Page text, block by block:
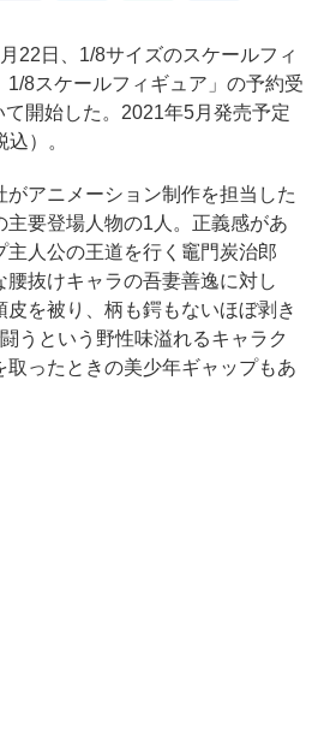
22日、1/8サイズのスケールフィ
8スケールフィギュア」の予約受
開始した。2021年5月発売予定
）。
アニメーション制作を担当した
主要登場人物の1人。正義感があ
主人公の王道を行く竈門炭治郎
抜けキャラの吾妻善逸に対し
皮を被り、柄も鍔もないほぼ剥き
うという野性味溢れるキャラク
取ったときの美少年ギャップもあ